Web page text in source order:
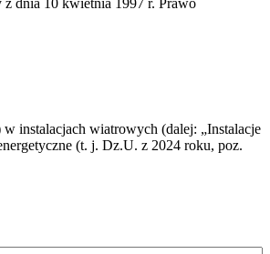
z dnia 10 kwietnia 1997 r. Prawo
instalacjach wiatrowych (dalej: „Instalacje
(t. j. Dz.U. z 2024 roku, poz.